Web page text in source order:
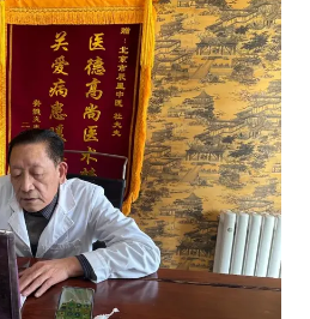
“还不如不放假”
梅婷12岁女儿百花奖发言
从科技创新看开局起步的时与势